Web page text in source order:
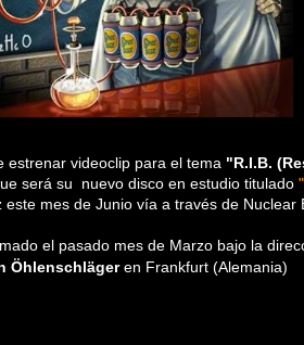
estrenar videoclip para el tema "R.I.B.
será su nuevo disco en estudio titulado
este mes de Junio vía a través de Nuclear
el pasado mes de Marzo bajo la
Öhlenschlägeren Frankfurt (Alemania)